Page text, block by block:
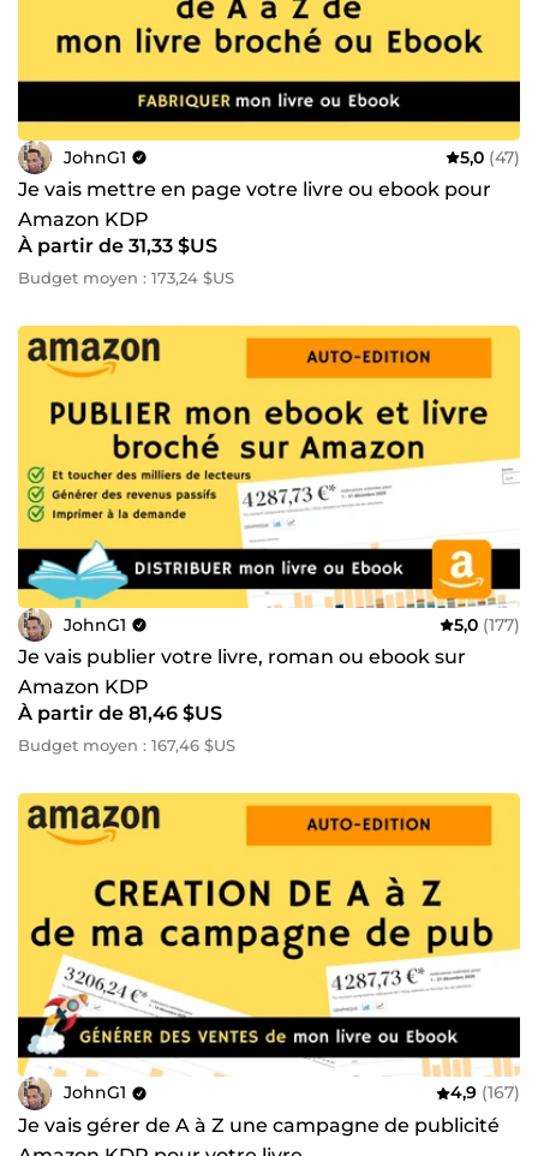
JohnG1 5,0 (47)
Je vais mettre en page votre livre ou ebook pour
Amazon KDP
À partir de 31,33 $US
Budget moyen : 173,24 $US
JohnG1 5,0 (177)
Je vais publier votre livre, roman ou ebook sur
Amazon KDP
À partir de 81,46 $US
Budget moyen : 167,46 $US
JohnG1 4,9 (167)
Je vais gérer de A à Z une campagne de publicité